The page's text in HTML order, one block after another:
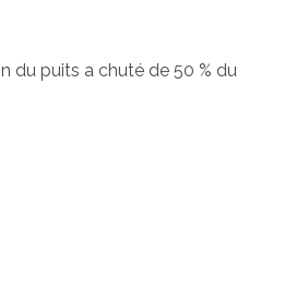
du puits a chuté de 50 % du